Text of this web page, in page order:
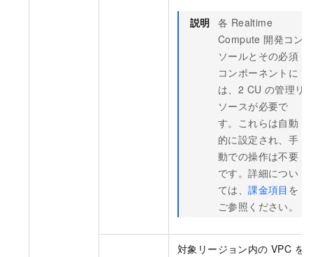
説明 各 Realtime
Compute 開発コン
ソールとその必須
コンポーネントに
は、2 CU の管理リ
ソースが必要で
す。これらは自動
的に設定され、手
動での操作は不要
です。詳細につい
ては、課金項目 を
ご参照ください。
対象リージョン内の VPC を